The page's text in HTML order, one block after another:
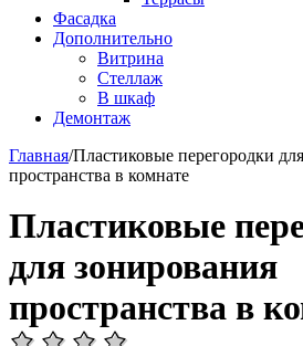
Фасадка
Дополнительно
Витрина
Стеллаж
В шкаф
Демонтаж
Главная/Пластиковые перегородки
пространства в комнате
Пластиковые
для зонирования
пространства в